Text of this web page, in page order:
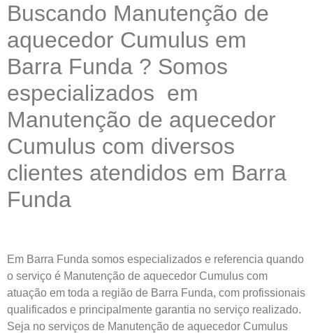
Buscando Manutenção de
aquecedor Cumulus em
Barra Funda ? Somos
especializados em
Manutenção de aquecedor
Cumulus com diversos
clientes atendidos em Barra
Funda
Em Barra Funda somos especializados e referencia quando
o serviço é Manutenção de aquecedor Cumulus com
atuação em toda a região de Barra Funda, com profissionais
qualificados e principalmente garantia no serviço realizado.
Seja no serviços de Manutenção de aquecedor Cumulus